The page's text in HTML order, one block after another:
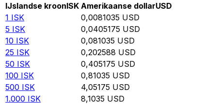
IJslandse kroonISK Amerikaanse dollarUSD
1 ISK 0,0081035 USD
5 ISK 0,0405175 USD
10 ISK 0,081035 USD
25 ISK 0,202588 USD
50 ISK 0,405175 USD
100 ISK 0,81035 USD
500 ISK 4,05175 USD
1.000 ISK 8,1035 USD